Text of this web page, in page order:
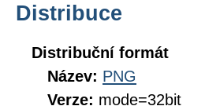
Distribuce
Distribuční formát
Název: PNG
Verze: mode=32bit